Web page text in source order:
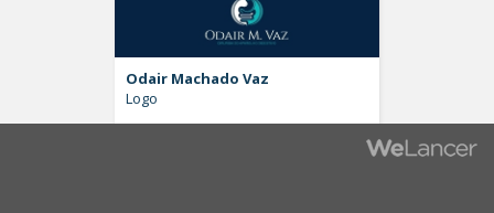
Odair Machado Vaz
Logo